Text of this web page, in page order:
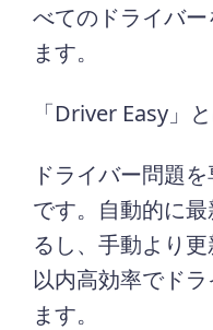
べてのドライバ
ます。
「Driver Easy」
ドライバー問題
です。自動的に
るし、手動より
以内高効率でド
ます。